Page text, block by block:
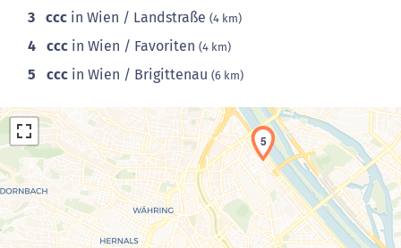
3 ccc in Wien / Landstraße (4 km)
4 ccc in Wien / Favoriten (4 km)
5 ccc in Wien / Brigittenau (6 km)
5